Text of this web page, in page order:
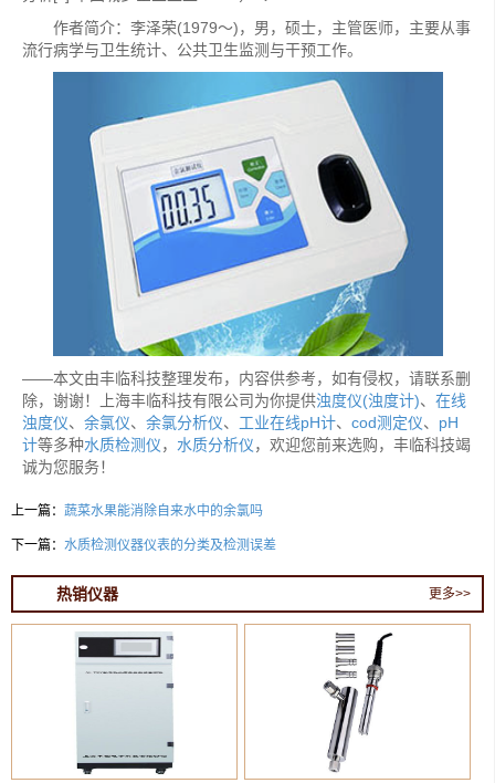
作者简介：李泽荣(1979～)，男，硕士，主管医师，主要从事
流行病学与卫生统计、公共卫生监测与干预工作。
——本文由丰临科技整理发布，内容供参考，如有侵权，请联系删
除，谢谢！上海丰临科技有限公司为你提供浊度仪(浊度计)、 在线
浊度仪、 余氯仪、 余氯分析仪、 工业在线pH计、 cod测定仪、 pH
计等多种水质检测仪， 水质分析仪，欢迎您前来选购，丰临科技竭
诚为您服务！
上一篇： 蔬菜水果能消除自来水中的余氯吗
下一篇： 水质检测仪器仪表的分类及检测误差
更多>>
热销仪器